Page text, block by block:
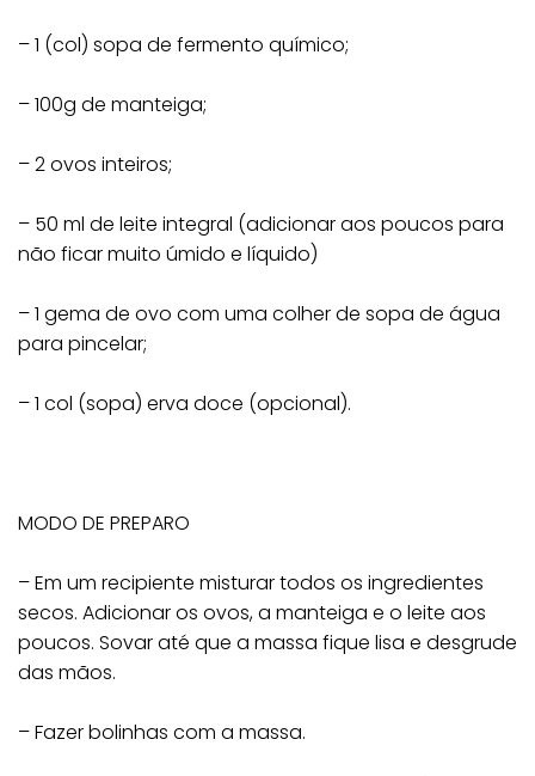
– 1 (col) sopa de fermento químico;
– 100g de manteiga;
– 2 ovos inteiros;
– 50 ml de leite integral (adicionar aos poucos para
não ficar muito úmido e líquido)
– 1 gema de ovo com uma colher de sopa de água
para pincelar;
– 1 col (sopa) erva doce (opcional).
MODO DE PREPARO
– Em um recipiente misturar todos os ingredientes
secos. Adicionar os ovos, a manteiga e o leite aos
poucos. Sovar até que a massa fique lisa e desgrude
das mãos.
– Fazer bolinhas com a massa.